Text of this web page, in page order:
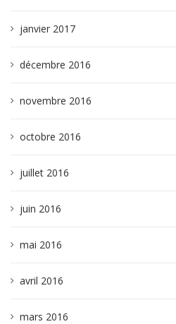
janvier 2017
décembre 2016
novembre 2016
octobre 2016
juillet 2016
juin 2016
mai 2016
avril 2016
mars 2016